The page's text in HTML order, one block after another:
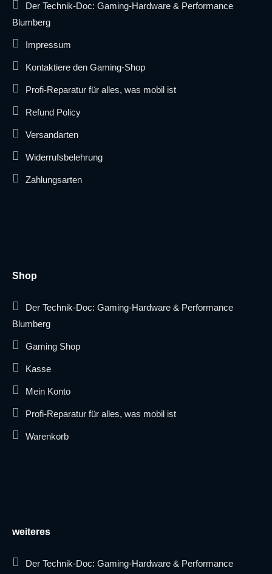
Der Technik-Doc: Gaming-Hardware & Performance
Blumberg
Impressum
Kontaktiere den Gaming-Shop
Profi-Reparatur für alles, was mobil ist
Refund Policy
Versandarten
Widerrufsbelehrung
Zahlungsarten
Shop
Der Technik-Doc: Gaming-Hardware & Performance
Blumberg
Gaming Shop
Kasse
Mein Konto
Profi-Reparatur für alles, was mobil ist
Warenkorb
weiteres
Der Technik-Doc: Gaming-Hardware & Performance